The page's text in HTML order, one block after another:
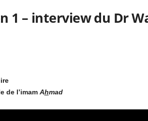
1 – interview du Dr
de l’imam Ahmad